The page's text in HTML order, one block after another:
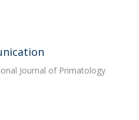
Journal of Primatology